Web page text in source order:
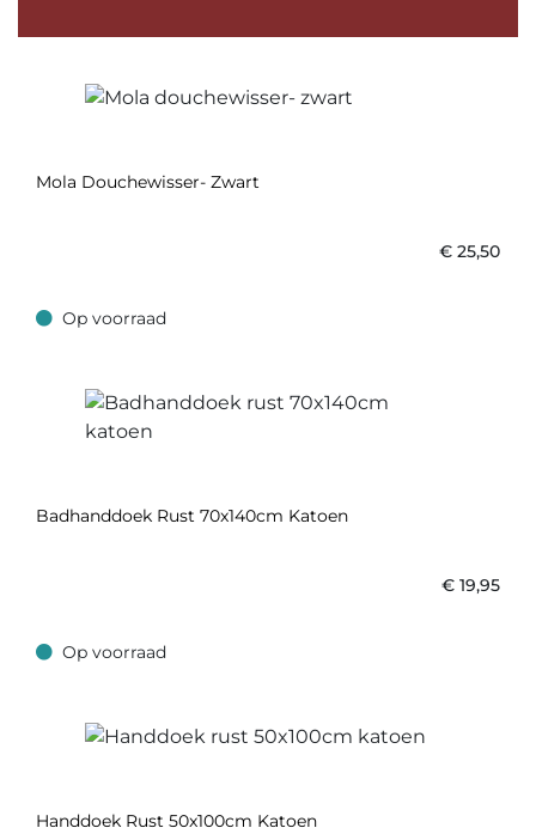
Mola Douchewisser- Zwart
€ 25,50
Op voorraad
Op voorraad
Badhanddoek Rust 70x140cm Katoen
€ 19,95
Op voorraad
Op voorraad
Handdoek Rust 50x100cm Katoen